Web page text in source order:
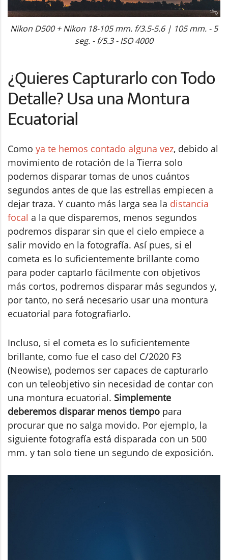
Nikon D500 + Nikon 18-105 mm. f/3.5-5.6 | 105 mm. - 5
seg. - f/5.3 - ISO 4000
¿Quieres Capturarlo con Todo
Detalle? Usa una Montura
Ecuatorial
Como ya te hemos contado alguna vez, debido al
movimiento de rotación de la Tierra solo
podemos disparar tomas de unos cuántos
segundos antes de que las estrellas empiecen a
dejar traza. Y cuanto más larga sea la distancia
focal a la que disparemos, menos segundos
podremos disparar sin que el cielo empiece a
salir movido en la fotografía. Así pues, si el
cometa es lo suficientemente brillante como
para poder captarlo fácilmente con objetivos
más cortos, podremos disparar más segundos y,
por tanto, no será necesario usar una montura
ecuatorial para fotografiarlo.
Incluso, si el cometa es lo suficientemente
brillante, como fue el caso del C/2020 F3
(Neowise), podemos ser capaces de capturarlo
con un teleobjetivo sin necesidad de contar con
una montura ecuatorial. Simplemente
deberemos disparar menos tiempo para
procurar que no salga movido. Por ejemplo, la
siguiente fotografía está disparada con un 500
mm. y tan solo tiene un segundo de exposición.